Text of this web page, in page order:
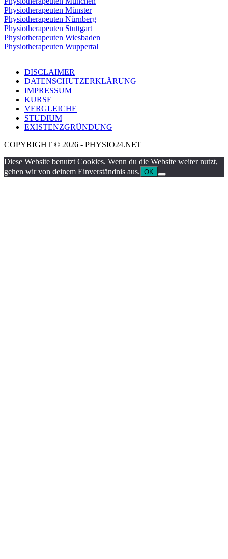
Physiotherapeuten Münster
Physiotherapeuten Nürnberg
Physiotherapeuten Stuttgart
Physiotherapeuten Wiesbaden
Physiotherapeuten Wuppertal
DISCLAIMER
DATENSCHUTZERKLÄRUNG
IMPRESSUM
KURSE
VERGLEICHE
STUDIUM
EXISTENZGRÜNDUNG
COPYRIGHT © 2026 - PHYSIO24.NET
Diese Website benutzt Cookies. Wenn du die Website weiter nutzt,
gehen wir von deinem Einverständnis aus. OK